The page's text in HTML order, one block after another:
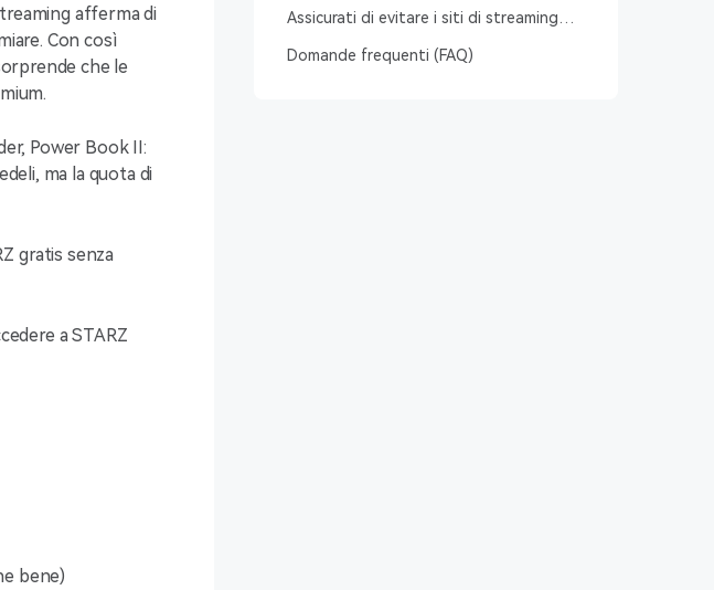
afferma di
Con così
che le
Power Book II:
ma la quota di
gratis senza
a STARZ
bene)
Assicurati di evitare i siti di streaming
Domande frequenti (FAQ)